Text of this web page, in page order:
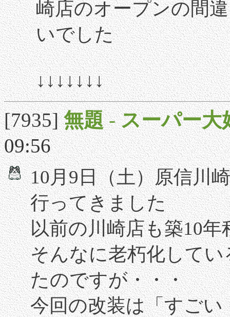
崎店のオープンの間違
いでした
↓↓↓↓↓↓↓
[7935]無題-スーパー大
09:56
10月9日（土）原信川
行ってきました
以前の川崎店も築10
そんなに老朽化して
たのですが・・・
今回の改装は「すごい